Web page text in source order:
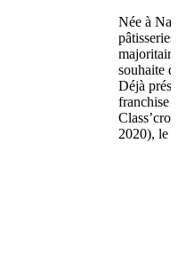
Née à
souhaite
Déjà
franchise
2020), le